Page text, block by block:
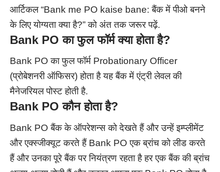
आर्टिकल “Bank me PO kaise bane: बैंक में पीओ बनने
के लिए योग्यता क्या है?” को अंत तक जरूर पढ़ें.
Bank PO का फुल फॉर्म क्या होता है?
Bank PO का फुल फॉर्म Probationary Officer
(प्रोबेशनरी ऑफिसर) होता है यह बैंक में एंट्री लेवल की
मैनेजरियल पोस्ट होती है.
Bank PO कौन होता है?
Bank PO बैंक के ऑपरेशन्स को देखते हैं और उन्हें इम्प्लीमेंट
और एक्स्जीक्यूट करते हैं Bank PO एक ब्रांच को लीड करते
हैं और उनका पूरे बैंक पर नियंत्रण रहता है हर एक बैंक की ब्रांच